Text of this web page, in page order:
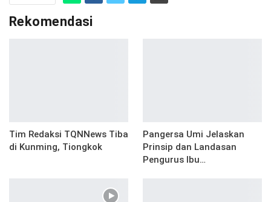
Rekomendasi
Tim Redaksi TQNNews Tiba
di Kunming, Tiongkok
Pangersa Umi Jelaskan
Prinsip dan Landasan
Pengurus Ibu…